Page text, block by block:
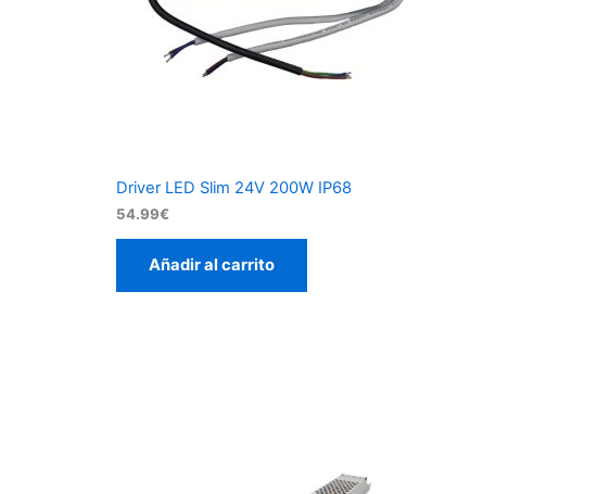
Driver LED Slim 24V 200W IP68
54.99€
Añadir al carrito